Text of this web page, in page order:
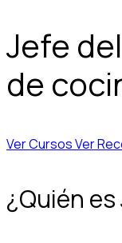
Jefe
de
Ver CursosVer
¿Quién